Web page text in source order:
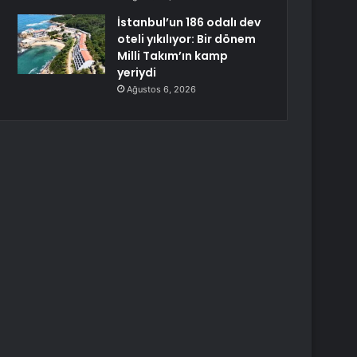
İstanbul’un 186 odalı dev
oteli yıkılıyor: Bir dönem
Milli Takım’ın kamp
yeriydi
Ağustos 6, 2026